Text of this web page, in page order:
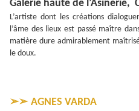
Galerie haute de l’Asinerie,
L’artiste dont les créations
l’âme des lieux est passé maître
matière dure admirablement
le doux.
➢➢ AGNES VARDA